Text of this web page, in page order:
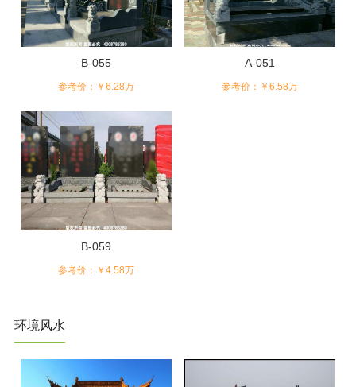
B-055
参考价：￥6.28万
A-051
参考价：￥6.58万
B-059
参考价：￥4.58万
环境风水